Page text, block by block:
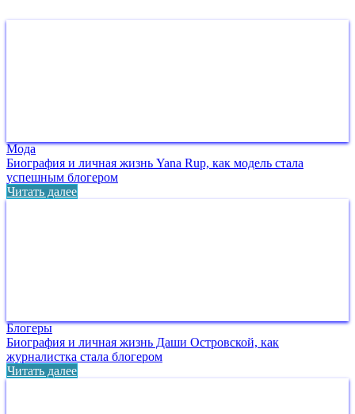
Мода
Биография и личная жизнь Yana Rup, как модель стала
успешным блогером
Читать далее
Блогеры
Биография и личная жизнь Даши Островской, как
журналистка стала блогером
Читать далее